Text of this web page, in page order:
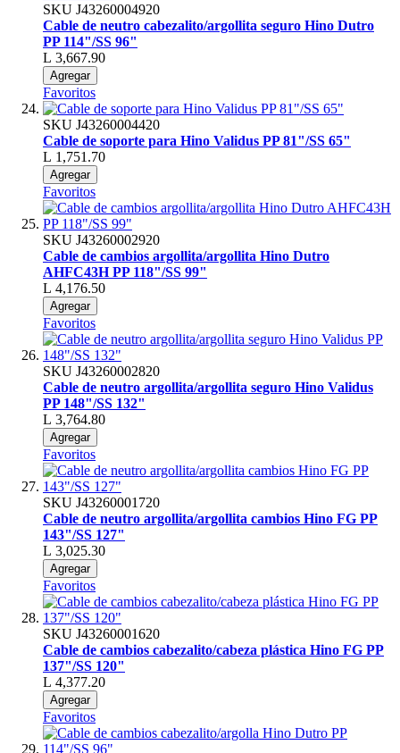
SKU J43260004920
Cable de neutro cabezalito/argollita seguro Hino Dutro
PP 114"/SS 96"
L 3,667.90
Agregar
Favoritos
SKU J43260004420
Cable de soporte para Hino Validus PP 81"/SS 65"
L 1,751.70
Agregar
Favoritos
SKU J43260002920
Cable de cambios argollita/argollita Hino Dutro
AHFC43H PP 118"/SS 99"
L 4,176.50
Agregar
Favoritos
SKU J43260002820
Cable de neutro argollita/argollita seguro Hino Validus
PP 148"/SS 132"
L 3,764.80
Agregar
Favoritos
SKU J43260001720
Cable de neutro argollita/argollita cambios Hino FG PP
143"/SS 127"
L 3,025.30
Agregar
Favoritos
SKU J43260001620
Cable de cambios cabezalito/cabeza plástica Hino FG PP
137"/SS 120"
L 4,377.20
Agregar
Favoritos